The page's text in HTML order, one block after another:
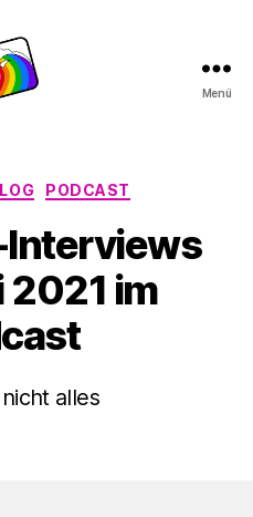
Menü
Kategorien
PODCAST
2021 im
alles